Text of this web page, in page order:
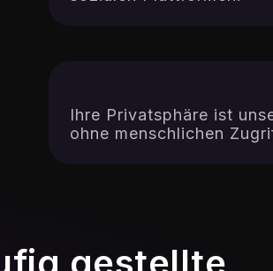
Ihre Privatsphäre ist
ohne menschlichen